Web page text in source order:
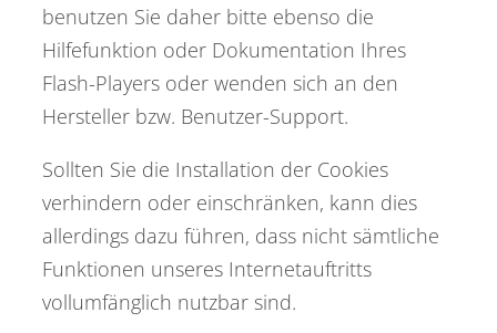
benutzen Sie daher bitte ebenso die
Hilfefunktion oder Dokumentation Ihres
Flash-Players oder wenden sich an den
Hersteller bzw. Benutzer-Support.
Sollten Sie die Installation der Cookies
verhindern oder einschränken, kann dies
allerdings dazu führen, dass nicht sämtliche
Funktionen unseres Internetauftritts
vollumfänglich nutzbar sind.